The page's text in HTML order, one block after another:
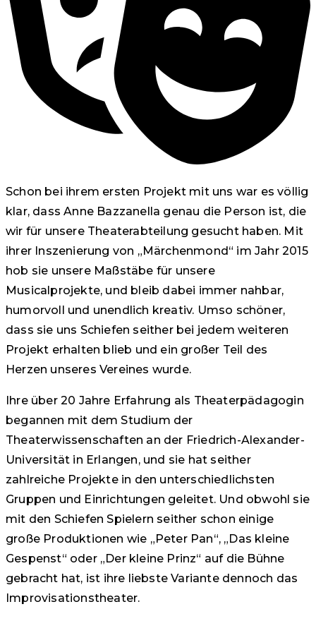
Schon bei ihrem ersten Projekt mit uns war es völlig
klar, dass Anne Bazzanella genau die Person ist, die
wir für unsere Theaterabteilung gesucht haben. Mit
ihrer Inszenierung von „Märchenmond“ im Jahr 2015
hob sie unsere Maßstäbe für unsere
Musicalprojekte, und bleib dabei immer nahbar,
humorvoll und unendlich kreativ. Umso schöner,
dass sie uns Schiefen seither bei jedem weiteren
Projekt erhalten blieb und ein großer Teil des
Herzen unseres Vereines wurde.
Ihre über 20 Jahre Erfahrung als Theaterpädagogin
begannen mit dem Studium der
Theaterwissenschaften an der Friedrich-Alexander-
Universität in Erlangen, und sie hat seither
zahlreiche Projekte in den unterschiedlichsten
Gruppen und Einrichtungen geleitet. Und obwohl sie
mit den Schiefen Spielern seither schon einige
große Produktionen wie „Peter Pan“, „Das kleine
Gespenst“ oder „Der kleine Prinz“ auf die Bühne
gebracht hat, ist ihre liebste Variante dennoch das
Improvisationstheater.